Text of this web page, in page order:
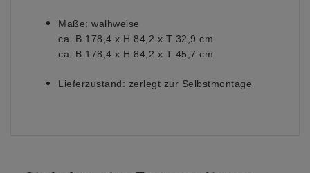
Maße: walhweise
ca. B 178,4 x H 84,2 x T 32,9 cm
ca. B 178,4 x H 84,2 x T 45,7 cm
Lieferzustand: zerlegt zur Selbstmontage